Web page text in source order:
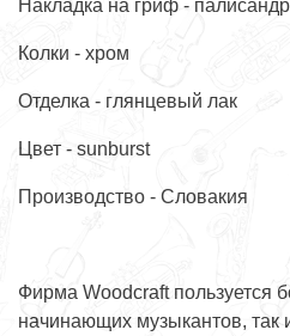
Накладка на гриф - палисандр
Колки - хром
Отделка - глянцевый лак
Цвет - sunburst
Производство - Словакия
Фирма Woodcraft пользуется
начинающих музыкантов, так